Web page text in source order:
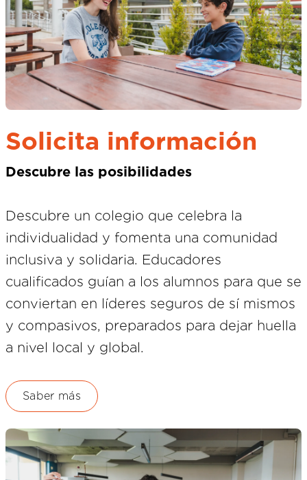
Solicita información
Descubre las posibilidades
Descubre un colegio que celebra la
individualidad y fomenta una comunidad
inclusiva y solidaria. Educadores
cualificados guían a los alumnos para que se
conviertan en líderes seguros de sí mismos
y compasivos, preparados para dejar huella
a nivel local y global.
Saber más